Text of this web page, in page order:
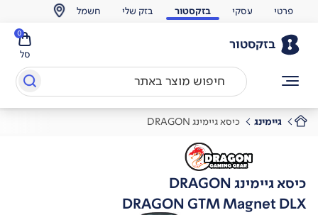
פרטי עסקי בזקסטור בזק שלי חשמל
בזקסטור
סל
0
גיימינג כיסא גיימינג DRAGON
כיסא גיימינג DRAGON
DRAGON GTM Magnet DLX